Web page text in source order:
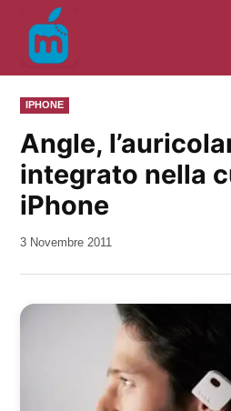
contenuto
PUBBLICATO
IN
IPHONE
Angle,
integrato nella
iPhone
da
3 Novembre 2011